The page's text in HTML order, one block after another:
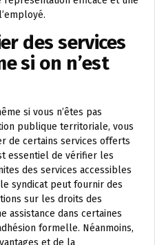
des services
si on n’est
si vous n’êtes pas
publique territoriale, vous
de certains services offerts
essentiel de vérifier les
des services accessibles
syndicat peut fournir des
sur les droits des
assistance dans certaines
formelle. Néanmoins,
et de la